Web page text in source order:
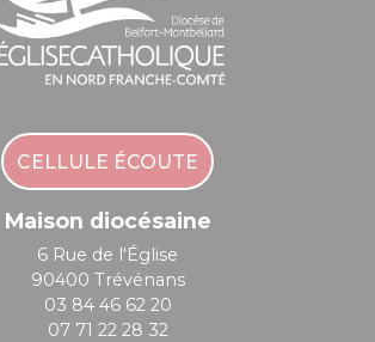
CELLULE ÉCOUTE
Maison diocésaine
6 Rue de l'Église
90400 Trévénans
03 84 46 62 20
07 71 22 28 32